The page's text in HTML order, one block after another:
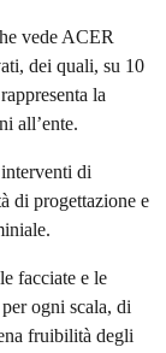
vede ACER
dei quali, su 10
la
all’ente.
di
di progettazione e
facciate e le
ogni scala, di
fruibilità degli